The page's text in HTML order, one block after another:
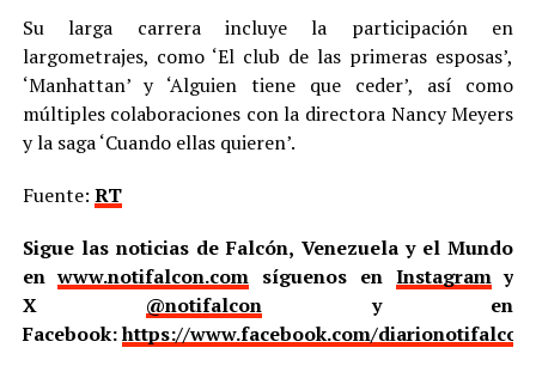
Su larga carrera incluye la participación en
largometrajes, como ‘El club de las primeras esposas’,
‘Manhattan’ y ‘Alguien tiene que ceder’, así como
múltiples colaboraciones con la directora Nancy Meyers
y la saga ‘Cuando ellas quieren’.
Fuente: RT
Sigue las noticias de Falcón, Venezuela y el Mundo
enwww.notifalcon.com síguenos en Instagramy
X @notifalcon y en
Facebook:https://www.facebook.com/